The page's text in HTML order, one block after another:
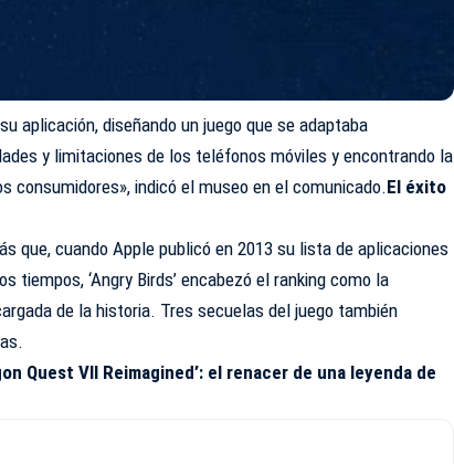
aplicación, diseñando un juego que se adaptaba
y limitaciones de los teléfonos móviles y encontrando la
consumidores», indicó el museo en el comunicado.El éxito
que, cuando Apple publicó en 2013 su lista de aplicaciones
tiempos, ‘Angry Birds’ encabezó el ranking como la
de la historia. Tres secuelas del juego también
Quest VII Reimagined’: el renacer de una leyenda de